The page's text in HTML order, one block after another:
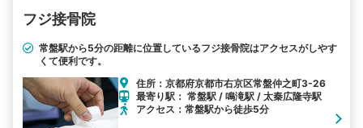
フジ接骨院
常盤駅から5分の距離に位置しているフジ接骨院はアクセスがしやす
くて便利です。
住所：京都府京都市右京区常盤仲之町3-26
最寄り駅： 常盤駅 / 鳴滝駅 / 太秦広隆寺駅
アクセス：常盤駅から徒歩5分